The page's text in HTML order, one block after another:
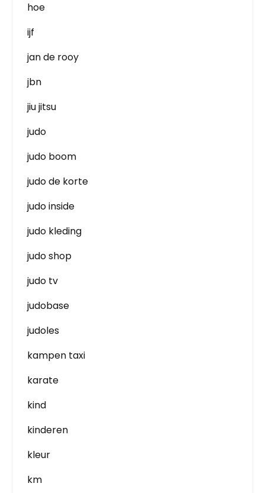
hoe
ijf
jan de rooy
jbn
jiu jitsu
judo
judo boom
judo de korte
judo inside
judo kleding
judo shop
judo tv
judobase
judoles
kampen taxi
karate
kind
kinderen
kleur
km